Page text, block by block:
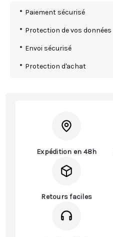
Paiement sécurisé
Protection de vos données
Envoi sécurisé
Protection d'achat
Expédition en 48h
Retours faciles